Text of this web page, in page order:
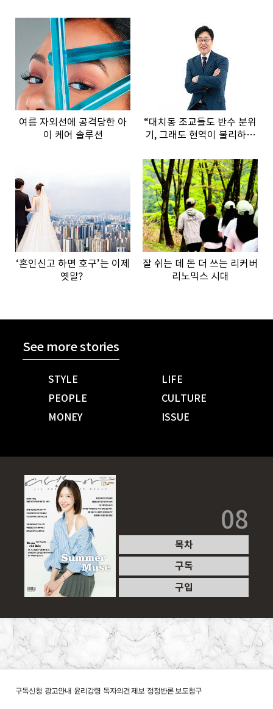
여름 자외선에 공격당한 아
이 케어 솔루션
“대치동 조교들도 반수 분위
기, 그래도 현역이 불리하지
‘혼인신고 하면 호구’는 이제
옛말?
잘 쉬는 데 돈 더 쓰는 리커버
리노믹스 시대
See more stories
STYLE
LIFE
PEOPLE
CULTURE
MONEY
ISSUE
08
목차
구독
구입
구독신청 광고안내 윤리강령 독자의견 제보 정정반론 보도청구